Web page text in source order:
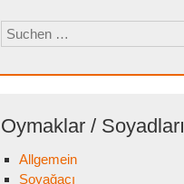
Suchen
nach:
Oymaklar / Soyadları
Allgemein
Soyağacı